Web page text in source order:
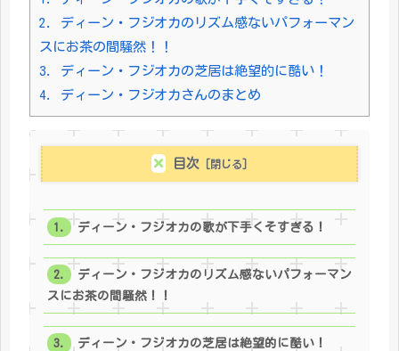
2.
ディーン・フジオカのリズム感ないパフォーマン
スにお茶の間騒然！！
3.
ディーン・フジオカの芝居は絶望的に酷い！
4.
ディーン・フジオカさんのまとめ
目次
ディーン・フジオカの歌が下手くそすぎる！
ディーン・フジオカのリズム感ないパフォーマン
スにお茶の間騒然！！
ディーン・フジオカの芝居は絶望的に酷い！